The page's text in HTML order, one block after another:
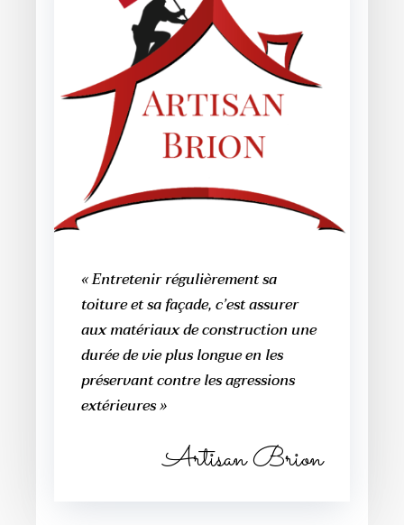
« Entretenir régulièrement sa
toiture et sa façade, c’est assurer
aux matériaux de construction une
durée de vie plus longue en les
préservant contre les agressions
extérieures »
Artisan Brion